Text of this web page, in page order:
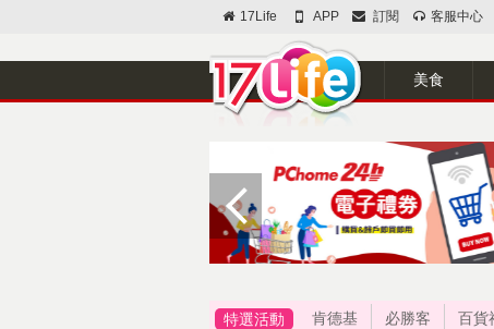
17Life APP 訂閱 客服中心
美食
特選活動 肯德基 必勝客 百貨